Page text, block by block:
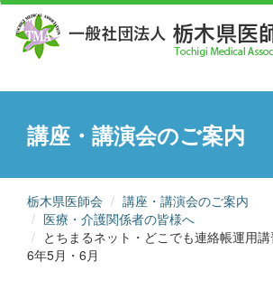
講座・講演会のご案内
栃木県医師会
講座・講演会のご案内
医療・介護関係者の皆様へ
とちまるネット・どこでも連絡帳運用
6年5月・6月